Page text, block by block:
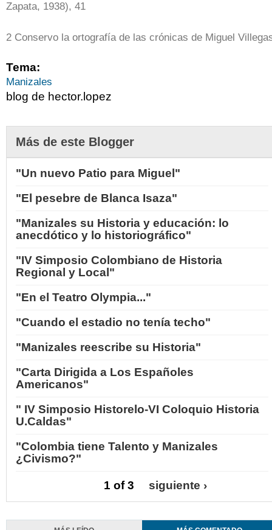
Zapata, 1938), 41
2 Conservo la ortografía de las crónicas de Miguel
Tema:
Manizales
blog de hector.lopez
Más de este Blogger
"Un nuevo Patio para Miguel"
"El pesebre de Blanca Isaza"
"Manizales su Historia y educación: lo
anecdótico y lo historiográfico"
"IV Simposio Colombiano de Historia
Regional y Local"
"En el Teatro Olympia..."
"Cuando el estadio no tenía techo"
"Manizales reescribe su Historia"
"Carta Dirigida a Los Españoles
Americanos"
" IV Simposio Historelo-VI Coloquio Historia
U.Caldas"
"Colombia tiene Talento y Manizales
¿Civismo?"
1 of 3 siguiente ›